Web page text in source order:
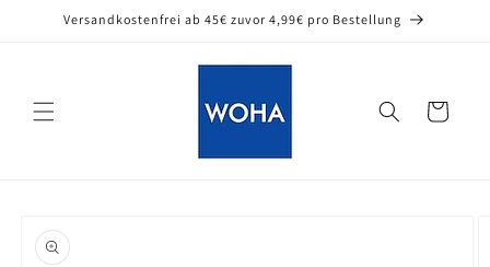
Versandkostenfrei ab 45€ zuvor 4,99€ pro Bestellung
Warenkorb